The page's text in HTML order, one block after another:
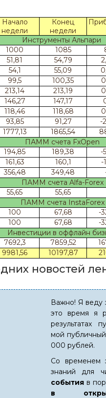
Начало
недели
Конец
недели
Инструменты Альпари
1000 1085
51,81 54,79
54,1 55,09
99,5 100,35
213,14 213,19
146,27 147,17
118,46 118,68
93,85 91,27 -
1777,13 1865,54
ПАММ счета FxOpen
194,85 189,38 -
161,63 160,1 -
356,48 349,48
ПАММ счета Alfa-Forex
55,65 55,65
ПАММ счета InstaForex
100 67,68 -
100 67,68 -
Инвестиции в оффлайн
7692,3 7859,52
9981,56 10197,87
новостей
Важно! Я веду
это время я
результатах
мой
000 рублей.
Со временем
знаний для
события в
в